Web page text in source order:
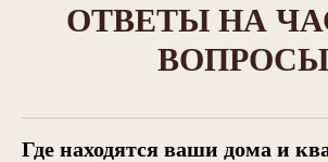
ОТВЕТЫ НА
ВОПРОСЫ
Где находятся ваши дома и
Политика конфиденциальности